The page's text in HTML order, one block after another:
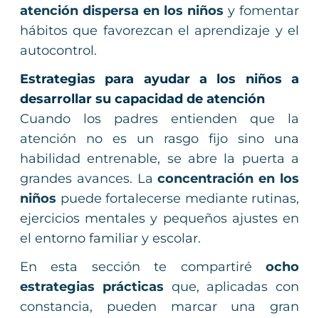
atención dispersa en los niños y fomentar
hábitos que favorezcan el aprendizaje y el
autocontrol.
Estrategias para ayudar a los niños a
desarrollar su capacidad de atención
Cuando los padres entienden que la
atención no es un rasgo fijo sino una
habilidad entrenable, se abre la puerta a
grandes avances. Laconcentración en los
niños puede fortalecerse mediante rutinas,
ejercicios mentales y pequeños ajustes en
el entorno familiar y escolar.
En esta sección te compartiré ocho
estrategias prácticas que, aplicadas con
constancia, pueden marcar una gran